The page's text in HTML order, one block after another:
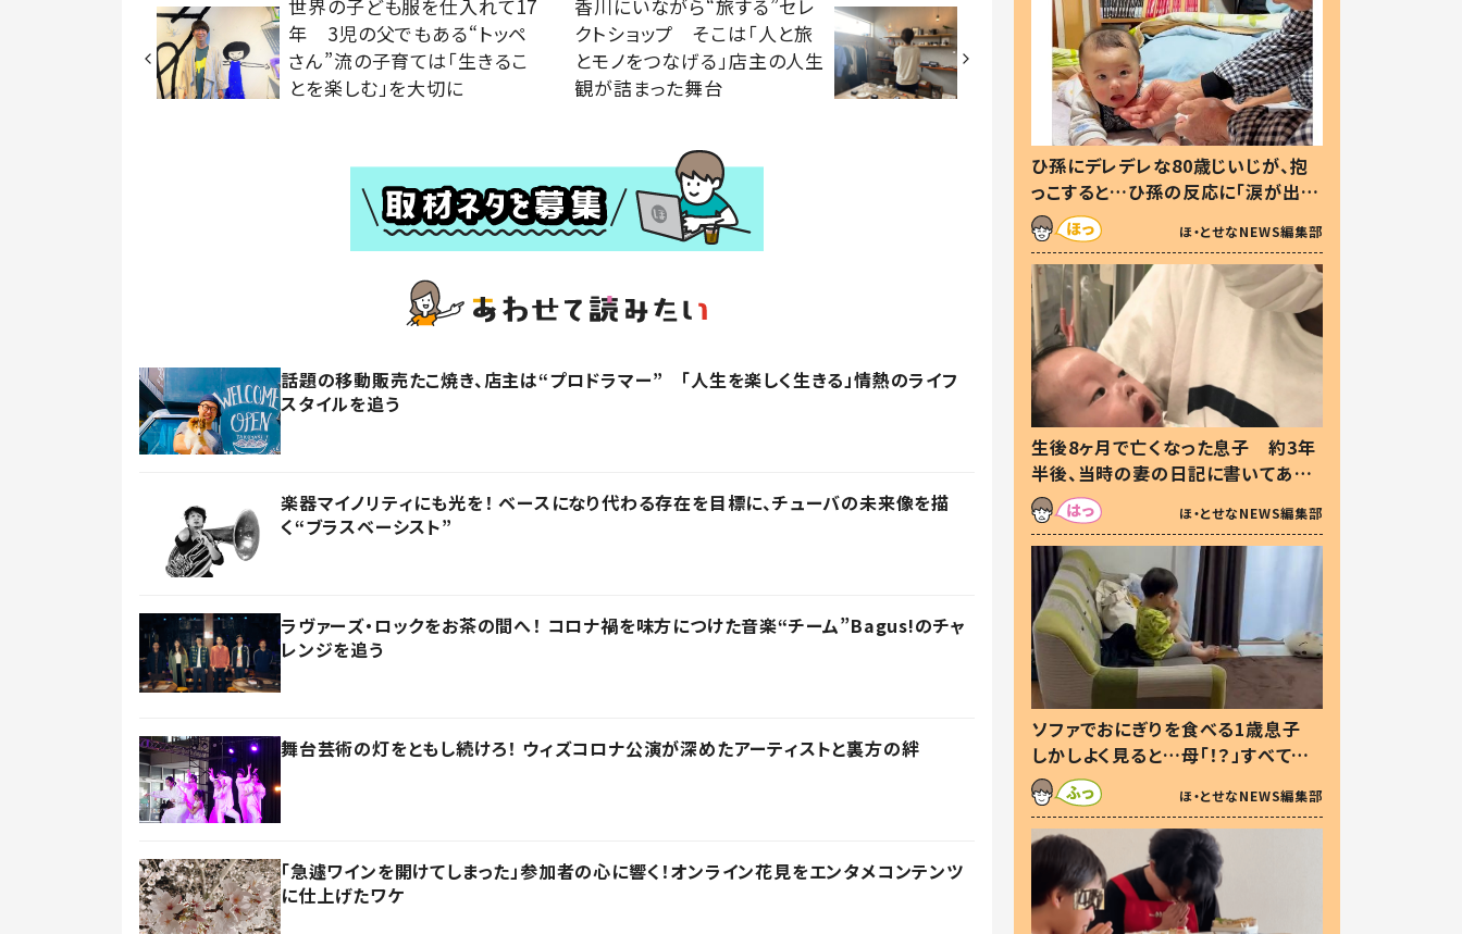
世界の子ども服を仕入れて17
年 3児の父でもある“トッペ
さん”流の子育ては「生きるこ
とを楽しむ」を大切に
香川にいながら“旅する”セレ
クトショップ そこは「人と旅
とモノをつなげる」店主の人生
観が詰まった舞台
話題の移動販売たこ焼き、店主は“プロドラマー” 「人生を楽しく生きる」情熱のライフ
スタイルを追う
楽器マイノリティにも光を！ ベースになり代わる存在を目標に、チューバの未来像を描
く“ブラスベーシスト”
ラヴァーズ・ロックをお茶の間へ！ コロナ禍を味方につけた音楽“チーム”Bagus!のチャ
レンジを追う
舞台芸術の灯をともし続けろ！ ウィズコロナ公演が深めたアーティストと裏方の絆
「急遽ワインを開けてしまった」参加者の心に響く！オンライン花見をエンタメコンテンツ
に仕上げたワケ
ひ孫にデレデレな80歳じいじが、抱
っこすると…ひ孫の反応に「涙が出ま
した」「可愛くて仕方ない」
ほ・とせなNEWS編集部
生後8ヶ月で亡くなった息子 約3年
半後、当時の妻の日記に書いてあっ
た本音とは
ほ・とせなNEWS編集部
ソファでおにぎりを食べる1歳息子
しかしよく見ると…母「！？」すべてを
察した母の投稿に「可愛いから許
す！」「現行犯〜」
ほ・とせなNEWS編集部